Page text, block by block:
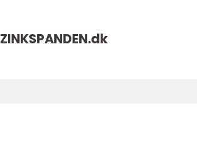
ZINKSPANDEN.dk